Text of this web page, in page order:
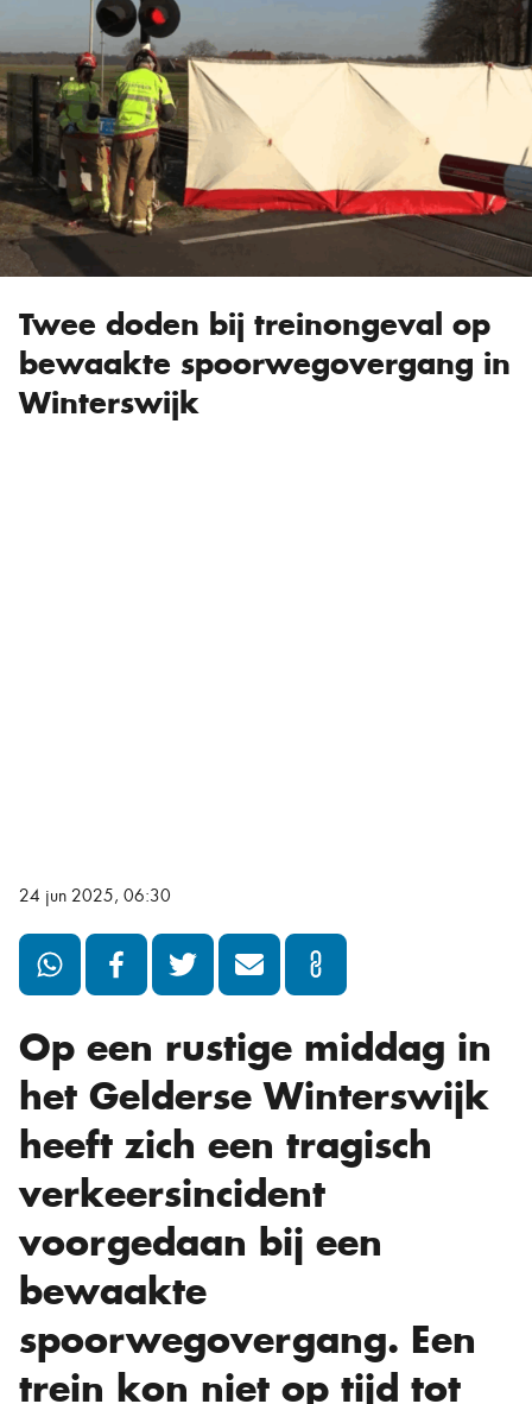
Twee doden bij treinongeval op
bewaakte spoorwegovergang in
Winterswijk
24 jun 2025, 06:30
Op een rustige middag in
het Gelderse Winterswijk
heeft zich een tragisch
verkeersincident
voorgedaan bij een
bewaakte
spoorwegovergang. Een
trein kon niet op tijd tot